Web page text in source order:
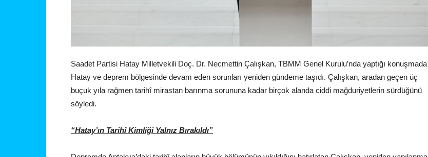
Saadet Partisi Hatay Milletvekili Doç. Dr. Necmettin Çalışkan, TBMM Genel Kurulu’nda yaptığı konuşmada
Hatay ve deprem bölgesinde devam eden sorunları yeniden gündeme taşıdı. Çalışkan, aradan geçen üç
buçuk yıla rağmen tarihî mirastan barınma sorununa kadar birçok alanda ciddi mağduriyetlerin sürdüğünü
söyledi.
“Hatay’ın Tarihî Kimliği Yalnız Bırakıldı”